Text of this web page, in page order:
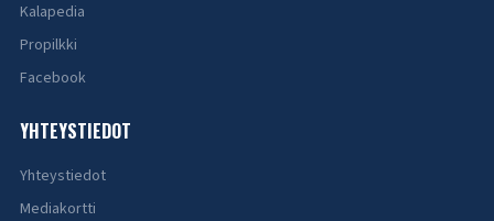
Kalapedia
Propilkki
Facebook
YHTEYSTIEDOT
Yhteystiedot
Mediakortti